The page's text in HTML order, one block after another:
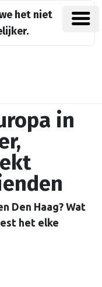
het niet
in
Den Haag? Wat
het elke